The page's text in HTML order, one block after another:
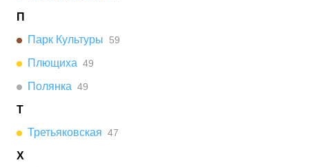
П
Парк Культуры
59
Плющиха 49
Полянка 49
Т
Третьяковская 47
Х